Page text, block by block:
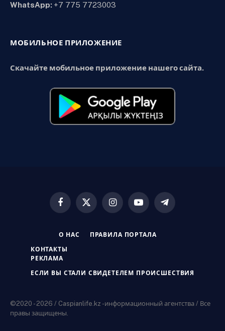
WhatsApp: +7 775 7723003
МОБИЛЬНОЕ ПРИЛОЖЕНИЕ
Скачайте мобильное приложение нашего сайта.
Facebook
X
InstagramYouTubeTelegram
О НАС ПРАВИЛА ПОРТАЛА
КОНТАКТЫ
РЕКЛАМА
ЕСЛИ ВЫ СТАЛИ СВИДЕТЕЛЕМ ПРОИСШЕСТВИЯ
©2020 - 2026 / Caspianlife.kz -информационный агентства / Все
правы защищены.